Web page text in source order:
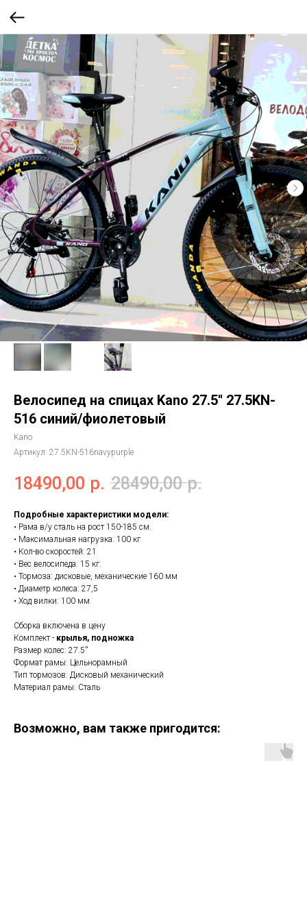
Велосипед на спицах Kano 27.5'' 27.5KN-
516 синий/фиолетовый
Kano
Артикул: 27.5KN-516navypurple
18490,00 р. 28490,00 р.
Подробные характеристики модели:
• Рама в/у сталь на рост 150-185 см.
• Максимальная нагрузка: 100 кг
• Кол-во скоростей: 21
• Вес велосипеда: 15 кг.
• Тормоза: дисковые, механические 160 мм
• Диаметр колеса: 27,5
• Ход вилки: 100 мм
Сборка включена в цену
Комплект - крылья, подножка
Размер колес: 27.5''
Формат рамы: Цельнорамный
Тип тормозов: Дисковый механический
Материал рамы: Сталь
Возможно, вам также пригодится: